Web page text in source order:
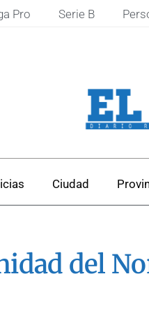
Pro Serie B
Ciudad
del